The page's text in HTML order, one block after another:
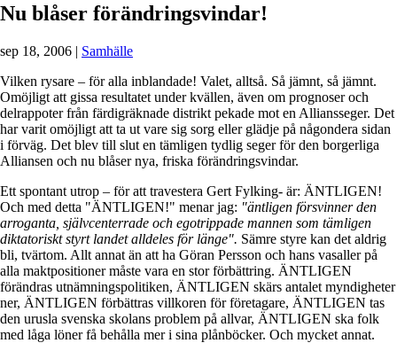
Nu blåser förändringsvindar!
sep 18, 2006 | Samhälle
Vilken rysare – för alla inblandade! Valet, alltså. Så jämnt, så jämnt.
Omöjligt att gissa resultatet under kvällen, även om prognoser och
delrappoter från färdigräknade distrikt pekade mot en Alliansseger. Det
har varit omöjligt att ta ut vare sig sorg eller glädje på någondera sidan
i förväg. Det blev till slut en tämligen tydlig seger för den borgerliga
Alliansen och nu blåser nya, friska förändringsvindar.
Ett spontant utrop – för att travestera Gert Fylking- är: ÄNTLIGEN!
Och med detta "ÄNTLIGEN!" menar jag: "äntligen försvinner den
arroganta, självcenterrade och egotrippade mannen som tämligen
diktatoriskt styrt landet alldeles för länge". Sämre styre kan det aldrig
bli, tvärtom. Allt annat än att ha Göran Persson och hans vasaller på
alla maktpositioner måste vara en stor förbättring. ÄNTLIGEN
förändras utnämningspolitiken, ÄNTLIGEN skärs antalet myndigheter
ner, ÄNTLIGEN förbättras villkoren för företagare, ÄNTLIGEN tas
den urusla svenska skolans problem på allvar, ÄNTLIGEN ska folk
med låga löner få behålla mer i sina plånböcker. Och mycket annat.